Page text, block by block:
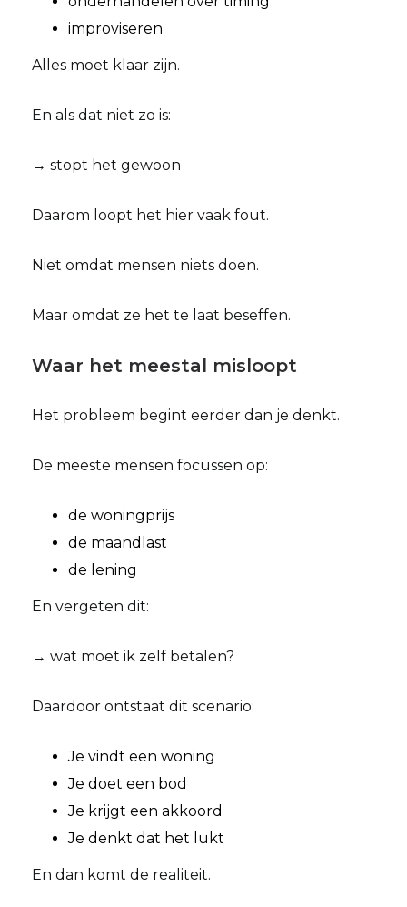
improviseren
Alles moet klaar zijn.
En als dat niet zo is:
→ stopt het gewoon
Daarom loopt het hier vaak fout.
Niet omdat mensen niets doen.
Maar omdat ze het te laat beseffen.
Waar het meestal misloopt
Het probleem begint eerder dan je denkt.
De meeste mensen focussen op:
de woningprijs
de maandlast
de lening
En vergeten dit:
→ wat moet ik zelf betalen?
Daardoor ontstaat dit scenario:
Je vindt een woning
Je doet een bod
Je krijgt een akkoord
Je denkt dat het lukt
En dan komt de realiteit.